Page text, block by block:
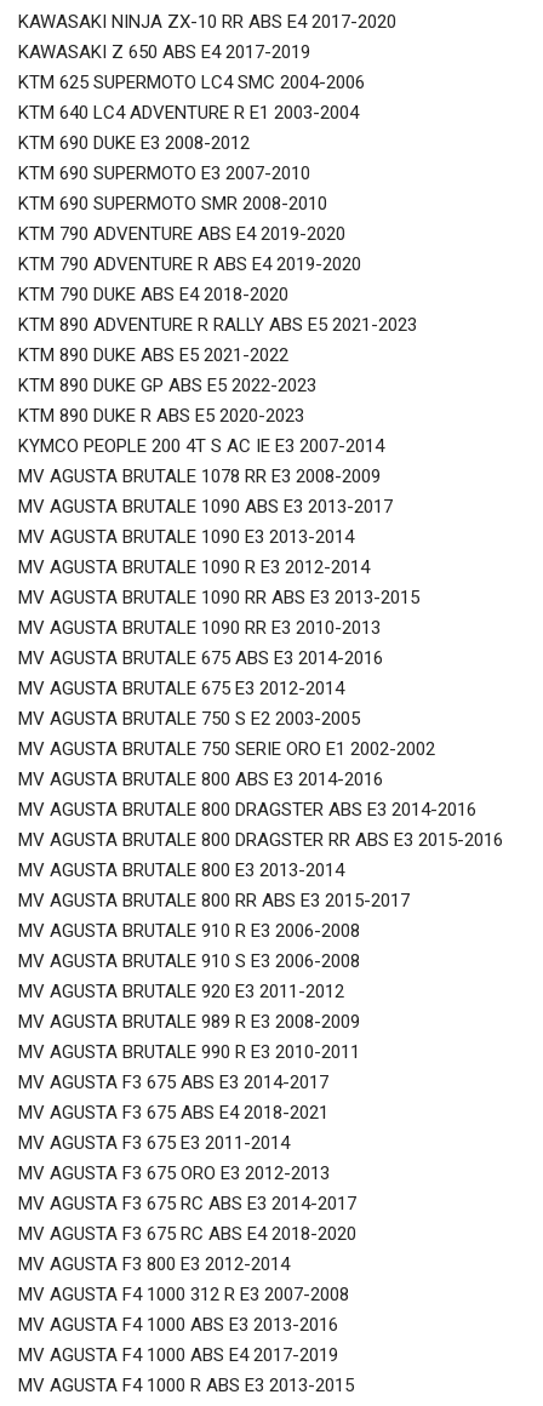
KAWASAKI NINJA ZX-10 RR ABS E4 2017-2020
KAWASAKI Z 650 ABS E4 2017-2019
KTM 625 SUPERMOTO LC4 SMC 2004-2006
KTM 640 LC4 ADVENTURE R E1 2003-2004
KTM 690 DUKE E3 2008-2012
KTM 690 SUPERMOTO E3 2007-2010
KTM 690 SUPERMOTO SMR 2008-2010
KTM 790 ADVENTURE ABS E4 2019-2020
KTM 790 ADVENTURE R ABS E4 2019-2020
KTM 790 DUKE ABS E4 2018-2020
KTM 890 ADVENTURE R RALLY ABS E5 2021-2023
KTM 890 DUKE ABS E5 2021-2022
KTM 890 DUKE GP ABS E5 2022-2023
KTM 890 DUKE R ABS E5 2020-2023
KYMCO PEOPLE 200 4T S AC IE E3 2007-2014
MV AGUSTA BRUTALE 1078 RR E3 2008-2009
MV AGUSTA BRUTALE 1090 ABS E3 2013-2017
MV AGUSTA BRUTALE 1090 E3 2013-2014
MV AGUSTA BRUTALE 1090 R E3 2012-2014
MV AGUSTA BRUTALE 1090 RR ABS E3 2013-2015
MV AGUSTA BRUTALE 1090 RR E3 2010-2013
MV AGUSTA BRUTALE 675 ABS E3 2014-2016
MV AGUSTA BRUTALE 675 E3 2012-2014
MV AGUSTA BRUTALE 750 S E2 2003-2005
MV AGUSTA BRUTALE 750 SERIE ORO E1 2002-2002
MV AGUSTA BRUTALE 800 ABS E3 2014-2016
MV AGUSTA BRUTALE 800 DRAGSTER ABS E3 2014-2016
MV AGUSTA BRUTALE 800 DRAGSTER RR ABS E3 2015-2016
MV AGUSTA BRUTALE 800 E3 2013-2014
MV AGUSTA BRUTALE 800 RR ABS E3 2015-2017
MV AGUSTA BRUTALE 910 R E3 2006-2008
MV AGUSTA BRUTALE 910 S E3 2006-2008
MV AGUSTA BRUTALE 920 E3 2011-2012
MV AGUSTA BRUTALE 989 R E3 2008-2009
MV AGUSTA BRUTALE 990 R E3 2010-2011
MV AGUSTA F3 675 ABS E3 2014-2017
MV AGUSTA F3 675 ABS E4 2018-2021
MV AGUSTA F3 675 E3 2011-2014
MV AGUSTA F3 675 ORO E3 2012-2013
MV AGUSTA F3 675 RC ABS E3 2014-2017
MV AGUSTA F3 675 RC ABS E4 2018-2020
MV AGUSTA F3 800 E3 2012-2014
MV AGUSTA F4 1000 312 R E3 2007-2008
MV AGUSTA F4 1000 ABS E3 2013-2016
MV AGUSTA F4 1000 ABS E4 2017-2019
MV AGUSTA F4 1000 R ABS E3 2013-2015